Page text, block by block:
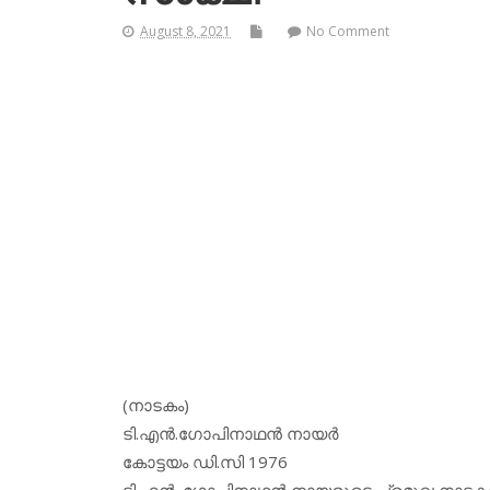
August 8, 2021 No Comment
(നാടകം)
ടി.എന്‍.ഗോപിനാഥന്‍ നായര്‍
കോട്ടയം ഡി.സി 1976